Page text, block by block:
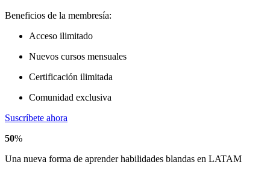
Beneficios de la membresía:
Acceso ilimitado
Nuevos cursos mensuales
Certificación ilimitada
Comunidad exclusiva
Suscríbete ahora
50%
Una nueva forma de aprender habilidades blandas en LATAM